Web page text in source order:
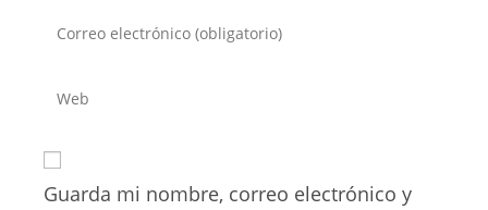
de
para
comentar
Introduce
de
electrónico
para
Introduce
de
tu
Guarda mi nombre, correo electrónico y